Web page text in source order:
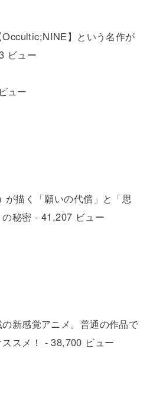
】という名作が
ビュー
ュー
描く「願いの代償」と「思
秘密 - 41,207 ビュー
新感覚アニメ。普通の作品で
スメ！ - 38,700 ビュー